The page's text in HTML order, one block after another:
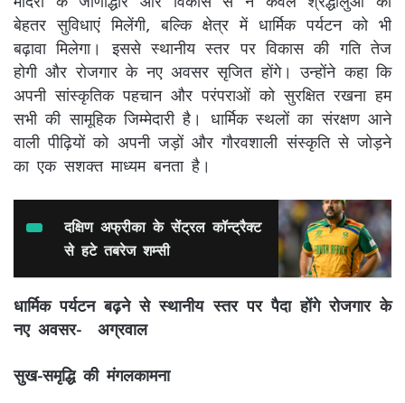
बेहतर सुविधाएं मिलेंगी, बल्कि क्षेत्र में धार्मिक पर्यटन को भी
बढ़ावा मिलेगा। इससे स्थानीय स्तर पर विकास की गति तेज
होगी और रोजगार के नए अवसर सृजित होंगे। उन्होंने कहा कि
अपनी सांस्कृतिक पहचान और परंपराओं को सुरक्षित रखना हम
सभी की सामूहिक जिम्मेदारी है। धार्मिक स्थलों का संरक्षण आने
वाली पीढ़ियों को अपनी जड़ों और गौरवशाली संस्कृति से जोड़ने
का एक सशक्त माध्यम बनता है।
दक्षिण अफ्रीका के सेंट्रल कॉन्ट्रैक्ट
से हटे तबरेज शम्सी
धार्मिक पर्यटन बढ़ने से स्थानीय स्तर पर पैदा होंगे रोजगार के
नए अवसर- अग्रवाल
सुख-समृद्धि की मंगलकामना